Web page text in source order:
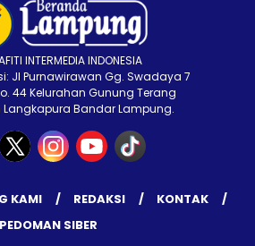
INTERMEDIA INDONESIA
Jl Purnawirawan Gg. Swadaya 7
44 Kelurahan Gunung Terang
Bandar Lampung.
KAMI REDAKSI
KONTAK
PEDOMAN SIBER